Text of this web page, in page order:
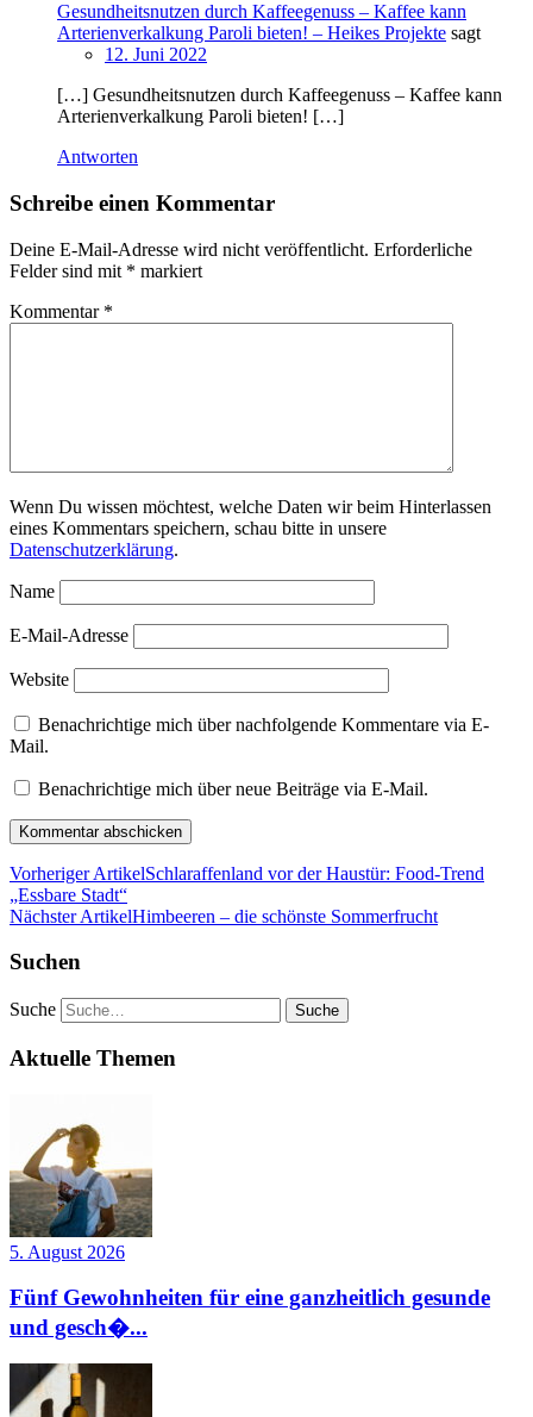
Gesundheitsnutzen durch Kaffeegenuss – Kaffee kann
Arterienverkalkung Paroli bieten! – Heikes Projekte sagt
12. Juni 2022
[…] Gesundheitsnutzen durch Kaffeegenuss – Kaffee kann
Arterienverkalkung Paroli bieten! […]
Antworten
Schreibe einen Kommentar
Deine E-Mail-Adresse wird nicht veröffentlicht. Erforderliche
Felder sind mit * markiert
Kommentar *
Wenn Du wissen möchtest, welche Daten wir beim Hinterlassen
eines Kommentars speichern, schau bitte in unsere
Datenschutzerklärung.
Name
E-Mail-Adresse
Website
Benachrichtige mich über nachfolgende Kommentare via E-
Mail.
Benachrichtige mich über neue Beiträge via E-Mail.
Vorheriger ArtikelSchlaraffenland vor der Haustür: Food-Trend
„Essbare Stadt“
Nächster ArtikelHimbeeren – die schönste Sommerfrucht
Suchen
Suche
Aktuelle Themen
5. August 2026
Fünf Gewohnheiten für eine ganzheitlich gesunde
und gesch�...